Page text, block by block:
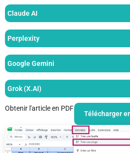
Claude AI
Perplexity
Google Gemini
Grok (X.AI)
Obtenir l'article en PDF
Télécharger